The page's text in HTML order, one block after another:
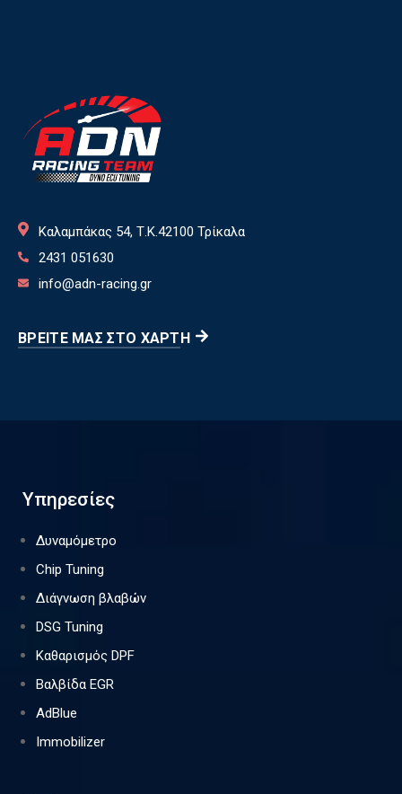
Καλαμπάκας 54, Τ.Κ.42100 Τρίκαλα
2431 051630
info@adn-racing.gr
ΒΡΕΊΤΕ ΜΑΣ ΣΤΟ ΧΆΡΤΗ
Υπηρεσίες
Δυναμόμετρο
Chip Tuning
Διάγνωση βλαβών
DSG Tuning
Καθαρισμός DPF
Βαλβίδα EGR
AdBlue
Immobilizer